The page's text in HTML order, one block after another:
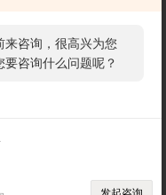
留很久了，是否找到
您可以直接在线与我
隆奥斯卡
管理登陆